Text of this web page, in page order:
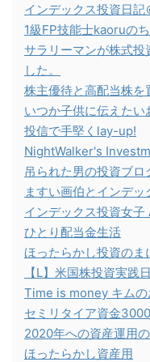
インデックス投資日記
1級FP技能士kaoruの
サラリーマンが株式投
した。
株主優待と高配当株
いつか子供に伝えたい
投信で手堅くlay-up!
NightWalker's
吊られた男の投資ブ
ますい画伯とインデッ
インデックス投資女
ひとり配当金生活
ほったらかし投資のま
【L】米国株投資実践
Time is money キムの
セミリタイア資金
2020年への資産運用
ほったらかし資産用